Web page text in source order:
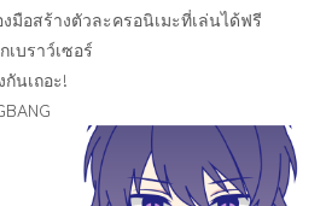
งมือสร้างตัวละครอนิเมะที่เล่นได้ฟรี
บราว์เซอร์
นเถอะ!